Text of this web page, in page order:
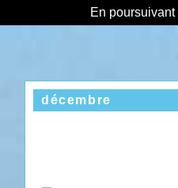
En
décembre